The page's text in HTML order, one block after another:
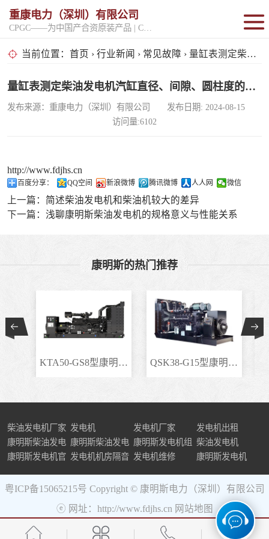
重康电力（深圳）有限公司
当前位置： 首页 › 行业新闻 › 常见故障 › 量缸表测定柴油发电机汽缸直径、间隙、圆柱度的举措
量缸表测定柴油发电机汽缸直径、间隙、圆柱度的举措
发布来源：重康电力（深圳）有限公司 发布日期: 2024-08-15
访问量:6102
http://www.fdjhs.cn
百度分享： QQ空间 新浪微博 腾讯微博 人人网 微信
上一篇： 简述柴油发电机和柴油机较大的差异
下一篇： 浅聊康明斯柴油发电机的规格意义与性能关系
康明斯的热门推荐
KTA50-GS8型康明斯柴.. QSK38-G15型康明斯柴..
柴油发电机厂家 发电机 发电机厂家
发电机出租
康明斯柴油发电
机组
康明斯柴油发电
机
康明斯发电机组 柴油发电机
康明斯发电机官 发电机机房隔音 发电机维修 康明斯发电机
粤ICP备15065215号 Copyright © 康明斯电力（深圳）有限公司
ⓔ 网址：http://www.fdjhs.cn 网站地图
固定开架式
超静音型
移动电站